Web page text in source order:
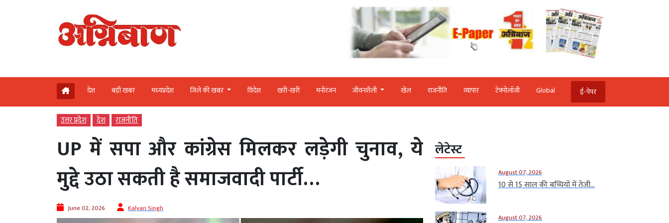
देश बड़ी खबर मध्‍यप्रदेश जिले की खबर विदेश खरी-खरी मनोरंजन जीवनशैली खेल राजनीति व्‍यापार टेक्‍नोलॉजी Global ई-पेपर
उत्तर प्रदेश देश राजनीति
UP में सपा और कांग्रेस मिलकर लड़ेगी चुनाव, ये
मुद्दे उठा सकती है समाजवादी पार्टी…
June 02, 2026 Kalyan Singh
लेटेस्ट
August 07, 2026
10 से 15 साल की बच्चियों में तेजी...
August 07, 2026